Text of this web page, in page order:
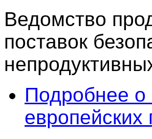
Ведомство
поставок
Подробнее о
европейских